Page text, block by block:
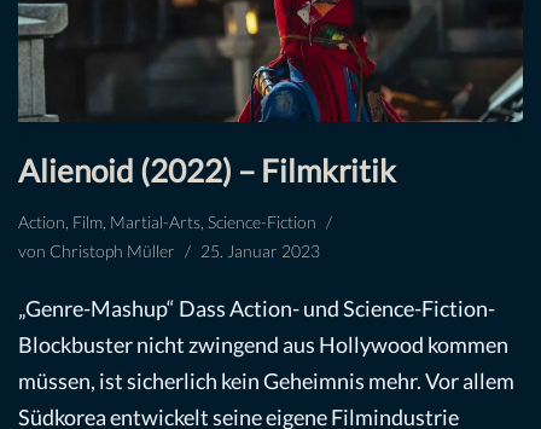
Alienoid (2022) – Filmkritik
Action Film Martial-Arts Science-Fiction
von Christoph Müller 25. Januar 2023
„Genre-Mashup“ Dass Action- und Science-Fiction-
Blockbuster nicht zwingend aus Hollywood kommen
müssen, ist sicherlich kein Geheimnis mehr. Vor allem
Südkorea entwickelt seine eigene Filmindustrie